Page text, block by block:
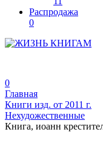
Распродажа
0
0
Главная
Книги изд. от 2011 г.
Нехудожественные
Книга, иоанн